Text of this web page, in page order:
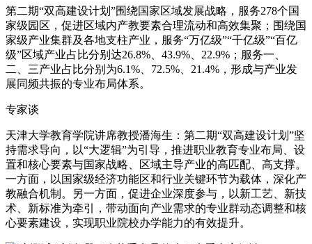
第二期“双高建设计划”围绕国家区域发展战略，服务278个国
家级园区，促进区域内产教要素合理流动和高效集聚；围绕国
家级产业集群及各地支柱产业，服务“万亿级”“千亿级”“百亿
级”区域产业占比分别达26.8%、43.9%、22.9%；服务一、
二、三产业占比分别为6.1%、72.5%、21.4%，形成与产业发
展同频共振的专业布局体系。
专家谈
天津大学教育学院讲席教授潘海生：第二期“双高建设计划”坚
持需求导向，以“大逻辑”为引导，推进职业教育专业布局、设
置和核心要素与国家战略、区域主导产业的高匹配、高支撑。
一方面，以国家级经济功能区和行业关键环节为载体，深化产
教融合机制。另一方面，促进企业深度参与，以新工艺、新技
术、新标准为牵引，带动面向产业需求的专业群动态调整和核
心要素建设，实现职业院校办学能力的有效提升。